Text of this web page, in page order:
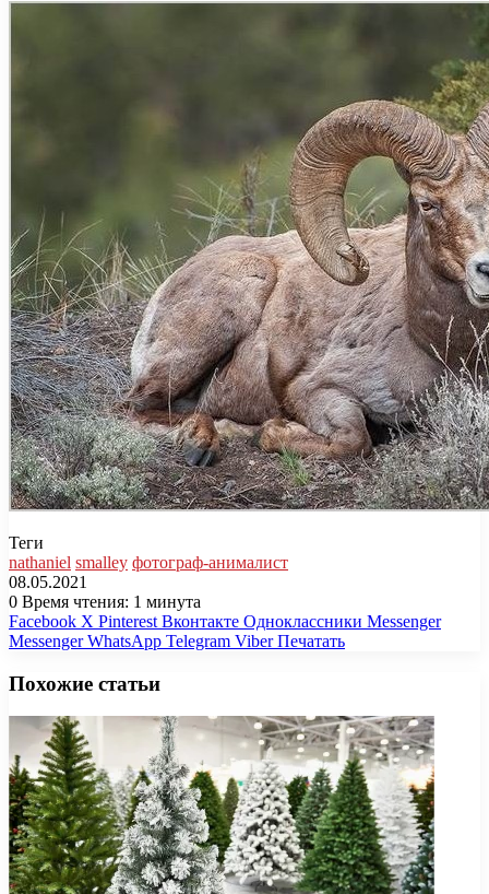
Теги
nathaniel smalley фотограф-анималист
08.05.2021
0 Время чтения: 1 минута
Facebook X Pinterest Вконтакте Одноклассники Messenger
Messenger WhatsApp Telegram Viber Печатать
Похожие статьи